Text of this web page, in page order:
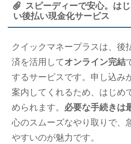
スピーディーで安心。は
い後払い現金化サービス
クイックマネープラスは、後
済を活用してオンライン完結
するサービスです。申し込み
案内してくれるため、はじめ
められます。 必要な手続きは
心のスムーズなやり取りで、
やすいのが魅力です。